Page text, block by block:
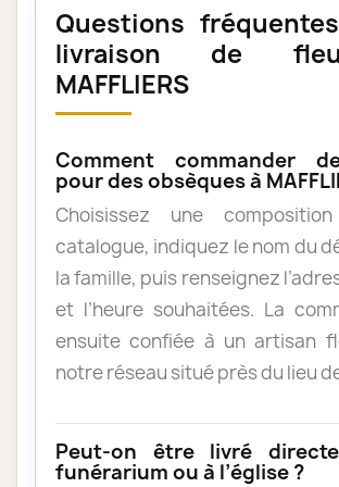
Questions
livraison de
MAFFLIERS
Comment commander
pour des obsèques à
Choisissez une
catalogue, indiquez le nom du
la famille, puis renseignez
et l’heure souhaitées. La
ensuite confiée à un artisan
notre réseau situé près du lieu
Peut-on être livré
funérarium ou à l’église ?